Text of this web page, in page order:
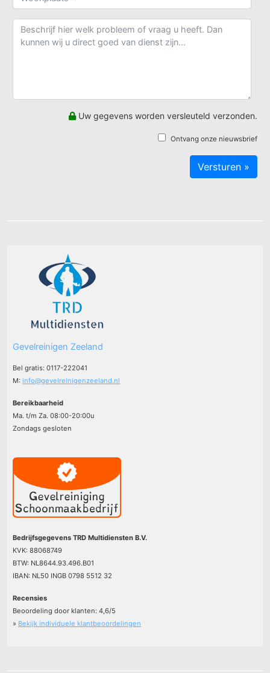
Uw gegevens worden versleuteld verzonden.
Ontvang onze nieuwsbrief
Gevelreinigen Zeeland
Bel gratis: 0117-222041
M:info@gevelreinigenzeeland.nl
Bereikbaarheid
Ma. t/m Za. 08:00-20:00u
Zondags gesloten
Bedrijfsgegevens TRD Multidiensten B.V.
KVK: 88068749
BTW: NL8644.93.496.B01
IBAN: NL50 INGB 0798 5512 32
Recensies
Beoordeling door klanten:4,6/5
» Bekijk individuele klantbeoordelingen